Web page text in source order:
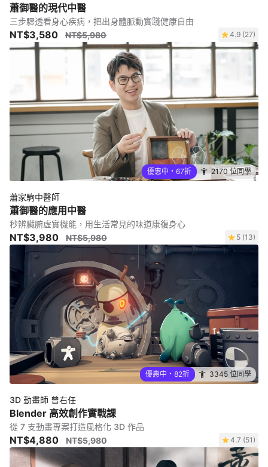
蕭御醫的現代中醫
三步驟透看身心疾病，把出身體脈動實踐健康自由
NT$3,580 NT$5,980 4.9 (27)
優惠中・67折 2170 位同學
蕭家駒中醫師
蕭御醫的應用中醫
秒辨臟腑虛實機能，用生活常見的味道康復身心
NT$3,980 NT$5,980 5 (13)
優惠中・82折 3345 位同學
3D 動畫師 曾右任
Blender 高效創作實戰課
從 7 支動畫專案打造風格化 3D 作品
NT$4,880 NT$5,980 4.7 (51)